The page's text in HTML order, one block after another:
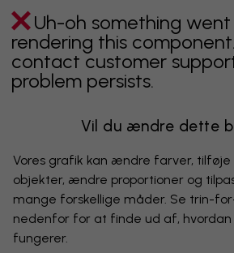
Uh-oh something
rendering this
contact customer
problem persists.
Vil du ændre dette
Vores grafik kan ændre farver,
objekter, ændre proportioner og
mange forskellige måder. Se trin-
nedenfor for at finde ud af, hvordan
fungerer.